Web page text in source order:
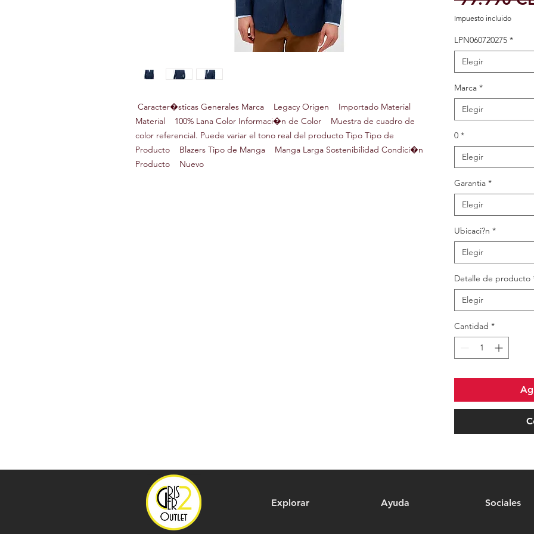
Caracter�sticas Generales Marca Legacy Origen Importado Material
Material 100% Lana Color Informaci�n de Color Muestra de cuadro de
color referencial. Puede variar el tono real del producto Tipo Tipo de
Producto Blazers Tipo de Manga Manga Larga Sostenibilidad Condici�n
Producto Nuevo
Impuesto incluido
LPN060720275 *
Elegir
Marca *
Elegir
0 *
Elegir
Garantia *
Elegir
Ubicaci?n *
Elegir
Detalle de producto
Elegir
Cantidad *
Explorar Ayuda Sociales